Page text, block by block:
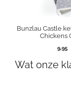
Bunzlau Castle
Chickens
9,95
Wat onze